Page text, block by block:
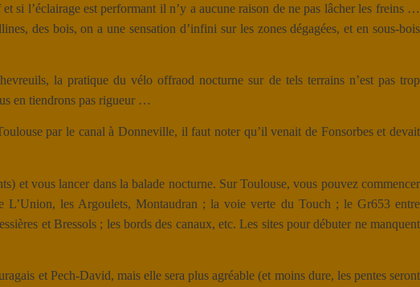
si l’éclairage est performant il n’y a aucune raison de ne pas lâcher les freins …
des bois, on a une sensation d’infini sur les zones dégagées, et en sous-bois
la pratique du vélo offraod nocturne sur de tels terrains n’est pas trop
en tiendrons pas rigueur …
par le canal à Donneville, il faut noter qu’il venait de Fonsorbes et devait
et vous lancer dans la balade nocturne. Sur Toulouse, vous pouvez commencer
L’Union, les Argoulets, Montaudran ; la voie verte du Touch ; le Gr653 entre
et Bressols ; les bords des canaux, etc. Les sites pour débuter ne manquent
et Pech-David, mais elle sera plus agréable (et moins dure, les pentes seront